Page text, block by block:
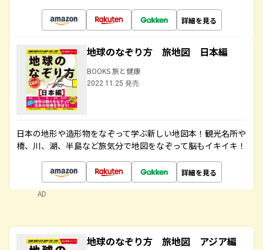
詳細を見る
地球のなぞり方 旅地図 日本編
BOOKS 旅と健康
2022.11.25 発売
日本の地形や造形物をなぞって学ぶ新しい地図本！観光名所や
橋、川、湖、半島など旅気分で地図をなぞって脳もイキイキ！
詳細を見る
AD
地球のなぞり方 旅地図 アジア編